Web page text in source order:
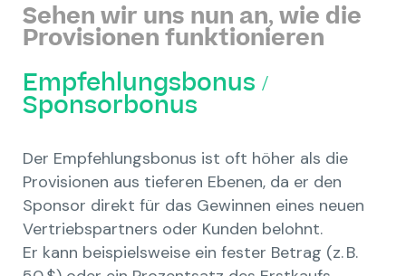
Sehen wir uns nun an, wie die
Provisionen funktionieren
Empfehlungsbonus /
Sponsorbonus
Der Empfehlungsbonus ist oft höher als die
Provisionen aus tieferen Ebenen, da er den
Sponsor direkt für das Gewinnen eines neuen
Vertriebspartners oder Kunden belohnt.
Er kann beispielsweise ein fester Betrag (z. B.